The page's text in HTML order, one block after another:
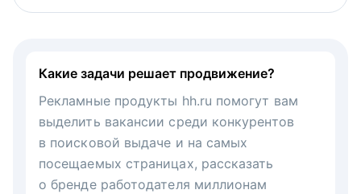
Какие задачи решает продвижение?
Рекламные продукты hh.ru помогут вам
выделить вакансии среди конкурентов
в поисковой выдаче и на самых
посещаемых страницах, рассказать
о бренде работодателя миллионам